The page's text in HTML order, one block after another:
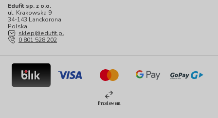
Edufit sp. z o.o.
ul. Krakowska 9
34-143 Lanckorona
Polska
sklep@edufit.pl
0 801 528 202